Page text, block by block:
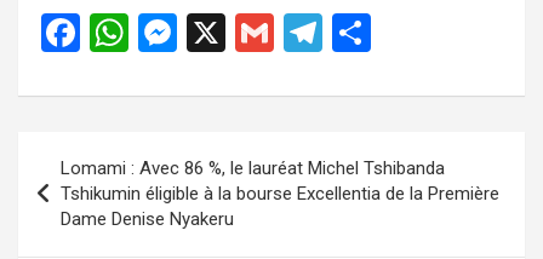
F
ce
o
o
W
at
s
A
p
M
se
n
g
er
X
G
ail
T
e
gr
a
ta
g
er
de
l’article
Lomami : Avec 86 %, le lauréat Michel Tshibanda
Tshikumin éligible à la bourse Excellentia de la Première
Dame Denise Nyakeru